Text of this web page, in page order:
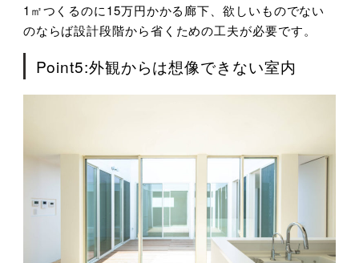
1㎡つくるのに15万円かかる廊下、欲しいものでない
のならば設計段階から省くための工夫が必要です。
Point5:外観からは想像できない室内